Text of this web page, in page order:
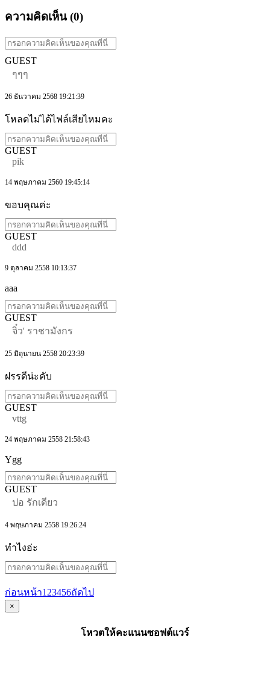
ความคิดเห็น (0)
GUEST
ๆๆๆ
26 ธันวาคม 2568 19:21:39
โหลดไม่ได้ไฟล์เสียไหมคะ
GUEST
pik
14 พฤษภาคม 2560 19:45:14
ขอบคุณค่ะ
GUEST
ddd
9 ตุลาคม 2558 10:13:37
aaa
GUEST
จิ๋ว' ราชามังกร
25 มิถุนายน 2558 20:23:39
ฝรรดีน่ะคับ
GUEST
vttg
24 พฤษภาคม 2558 21:58:43
Ygg
GUEST
ปอ รักเดียว
4 พฤษภาคม 2558 19:26:24
ทำไงอ่ะ
ก่อนหน้า1 23456ถัดไป
×
โหวตให้คะแนนซอฟต์แวร์